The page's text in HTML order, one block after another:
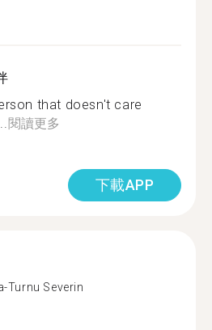
that doesn't care
閱讀更多
下載APP
Turnu Severin